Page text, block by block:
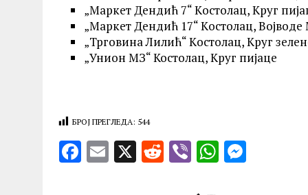
„Маркет Дендић 7“ Kостолац, Kруг
„Маркет Дендић 17“ Kостолац,
„Трговина Лилић“ Kостолац, Kруг
„Унион МЗ“ Костолац, Круг пијаце
БРОЈ ПРЕГЛЕДА: 544
F E X R V W